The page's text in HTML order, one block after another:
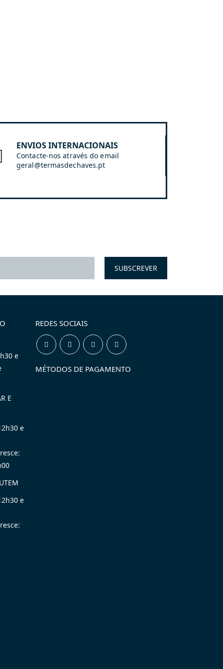
ENVIOS INTERNACIONAIS
Contacte-nos através do email
geral@termasdechaves.pt
e
E
e
e
REDES SOCIAIS
MÉTODOS DE PAGAMENTO